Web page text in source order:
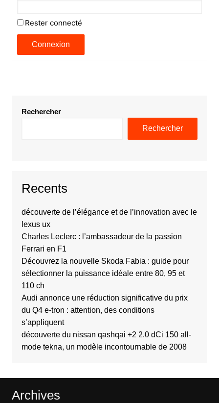
Rester connecté
Connexion
Rechercher
Rechercher
Recents
découverte de l’élégance et de l’innovation avec le
lexus ux
Charles Leclerc : l’ambassadeur de la passion
Ferrari en F1
Découvrez la nouvelle Skoda Fabia : guide pour
sélectionner la puissance idéale entre 80, 95 et
110 ch
Audi annonce une réduction significative du prix
du Q4 e-tron : attention, des conditions
s’appliquent
découverte du nissan qashqai +2 2.0 dCi 150 all-
mode tekna, un modèle incontournable de 2008
Archives